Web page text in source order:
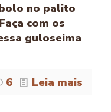
no palito
com os
guloseima
6 Leia mais